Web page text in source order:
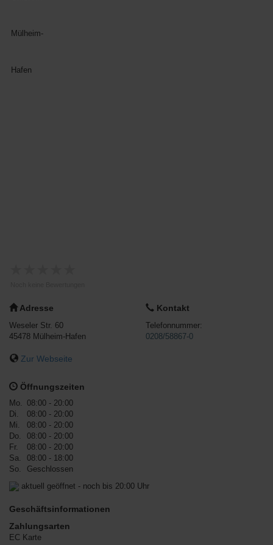
Adresse
Weseler Str. 60
45478 Mülheim-Hafen
Zur Webseite
Kontakt
Telefonnummer:
0208/58867-0
Öffnungszeiten
Mo. 08:00 - 20:00
Di.
08:00 - 20:00
Mi.
08:00 - 20:00
Do.
08:00 - 20:00
Fr.
08:00 - 20:00
Sa.
08:00 - 18:00
So.
Geschlossen
aktuell geöffnet - noch bis 20:00 Uhr
Geschäftsinformationen
Zahlungsarten
EC Karte